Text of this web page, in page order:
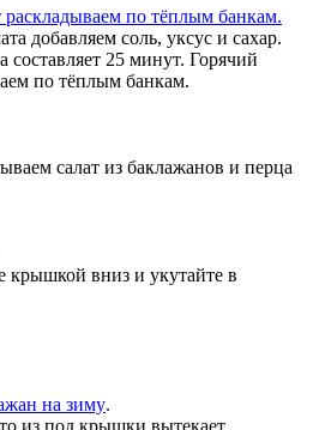
добавляем соль, уксус и сахар.
составляет 25 минут. Горячий
по тёплым банкам.
салат из баклажанов и перца
крышкой вниз и укутайте в
.
из под крышки вытекает